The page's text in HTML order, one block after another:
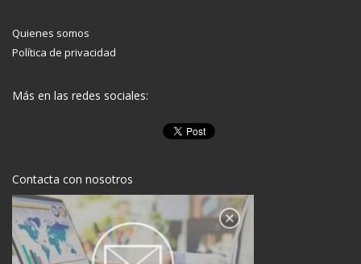
Quienes somos
Política de privacidad
Más en las redes sociales:
Contacta con nosotros